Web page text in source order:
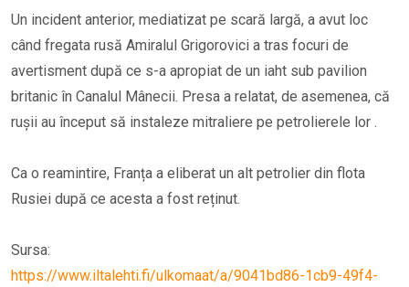
Un incident anterior, mediatizat pe scară largă, a avut loc
când fregata rusă Amiralul Grigorovici a tras focuri de
avertisment după ce s-a apropiat de un iaht sub pavilion
britanic în Canalul Mânecii. Presa a relatat, de asemenea, că
rușii au început să instaleze mitraliere pe petrolierele lor .
Ca o reamintire, Franța a eliberat un alt petrolier din flota
Rusiei după ce acesta a fost reținut.
Sursa:
https://www.iltalehti.fi/ulkomaat/a/9041bd86-1cb9-49f4-